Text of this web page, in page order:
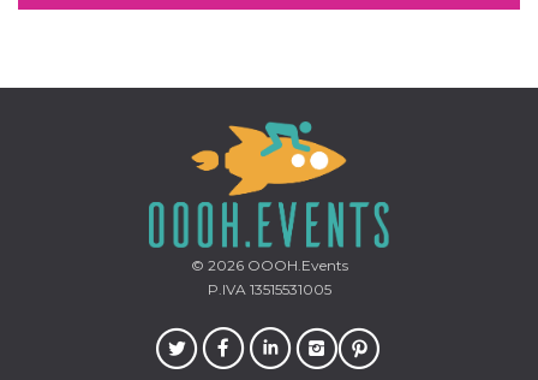
© 2026OOOH.Events
P.IVA 13515531005